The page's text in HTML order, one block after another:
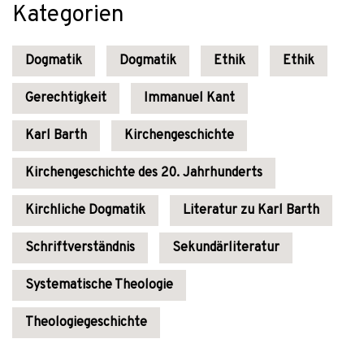
Kategorien
Dogmatik Dogmatik Ethik Ethik
Gerechtigkeit Immanuel Kant
Karl Barth Kirchengeschichte
Kirchengeschichte des 20. Jahrhunderts
Kirchliche Dogmatik Literatur zu Karl Barth
Schriftverständnis Sekundärliteratur
Systematische Theologie
Theologiegeschichte